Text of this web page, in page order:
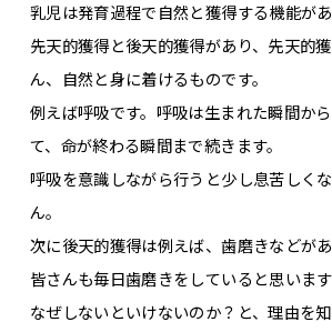
乳児は発育過程で自然と獲得する機能があ
先天的獲得と後天的獲得があり、先天的
ん、自然と身に着けるものです。
例えば呼吸です。呼吸は生まれた瞬間か
て、命が終わる瞬間まで続きます。
呼吸を意識しながら行うと少し息苦しく
ん。
次に後天的獲得は例えば、歯磨きなどが
皆さんも毎日歯磨きをしていると思います
なぜしないといけないのか？と、理由を